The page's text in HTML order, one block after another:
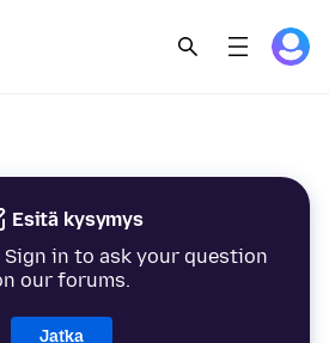
Esitä kysymys
in to ask your question
our forums.
Jatka